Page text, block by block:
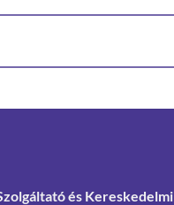
és Kereskedelmi